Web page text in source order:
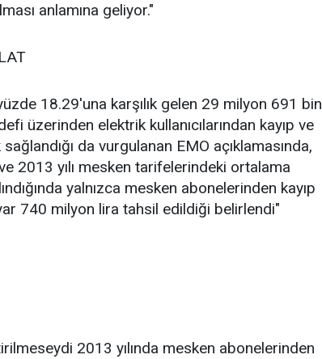
anlamına geliyor."
18.29'una karşılık gelen 29 milyon 691 bin
üzerinden elektrik kullanıcılarından kayıp ve
da vurgulanan EMO açıklamasında,
2013 yılı mesken tarifelerindeki ortalama
yalnızca mesken abonelerinden kayıp
740 milyon lira tahsil edildiği belirlendi"
2013 yılında mesken abonelerinden